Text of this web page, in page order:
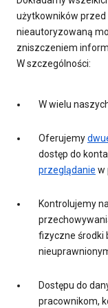
użytkowników
nieautoryzowaną
zniszczeniem
W szczególności:
W wielu
Oferujemy
dostęp do
przeglądanie w
Kontrolujemy
fizyczne środki
Dostępu do
pracownikom,